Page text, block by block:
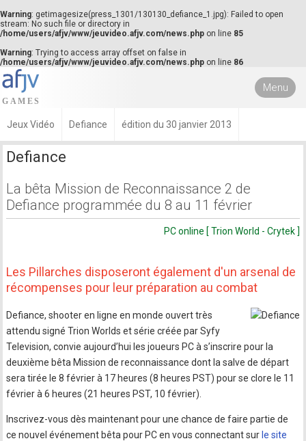
Warning: getimagesize(press_1301/130130_defiance_1.jpg): Failed to open
stream: No such file or directory in
/home/users/afjv/www/jeuvideo.afjv.com/news.php on line 85
Warning: Trying to access array offset on false in
/home/users/afjv/www/jeuvideo.afjv.com/news.php on line 86
Menu
Jeux Vidéo Defiance édition du 30 janvier 2013
Defiance
La bêta Mission de Reconnaissance 2 de
Defiance programmée du 8 au 11 février
PC online [ Trion World - Crytek ]
Les Pillarches disposeront également d'un arsenal de
récompenses pour leur préparation au combat
Defiance, shooter en ligne en monde ouvert très
attendu signé Trion Worlds et série créée par Syfy
Television, convie aujourd’hui les joueurs PC à s’inscrire pour la
deuxième bêta Mission de reconnaissance dont la salve de départ
sera tirée le 8 février à 17 heures (8 heures PST) pour se clore le 11
février à 6 heures (21 heures PST, 10 février).
Inscrivez-vous dès maintenant pour une chance de faire partie de
ce nouvel événement bêta pour PC en vous connectant sur le site